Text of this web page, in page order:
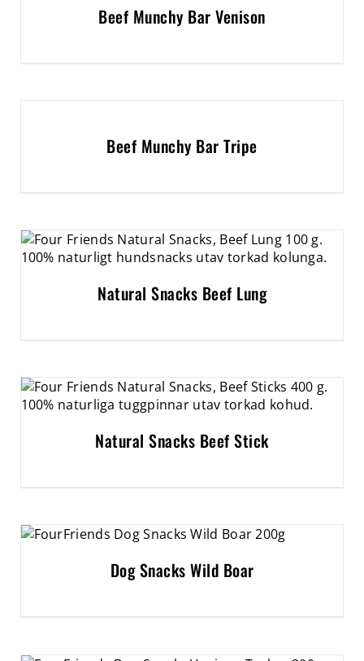
Beef Munchy Bar Venison
Beef Munchy Bar Tripe
Natural Snacks Beef Lung
Natural Snacks Beef Stick
Dog Snacks Wild Boar